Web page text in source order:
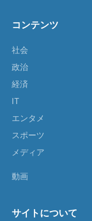
コンテンツ
社会
政治
経済
IT
エンタメ
スポーツ
メディア
動画
サイトについて